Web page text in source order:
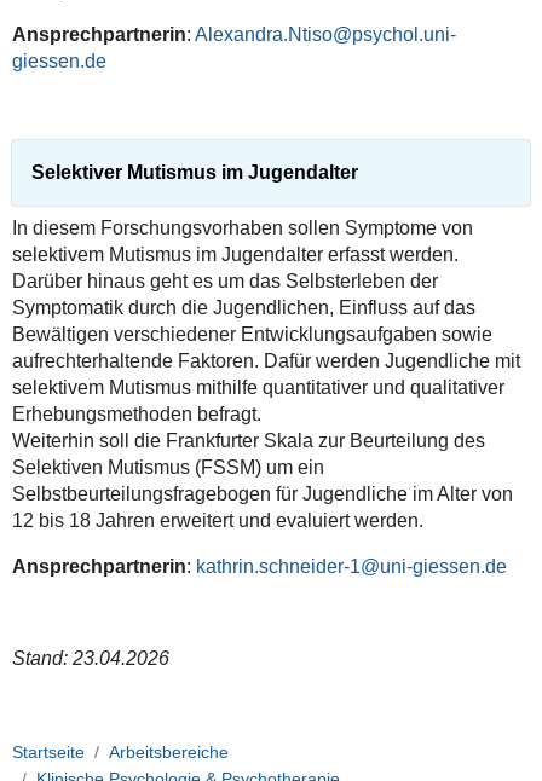
Ansprechpartnerin: Alexandra.Ntiso@psychol.uni-
giessen.de
Selektiver Mutismus im Jugendalter
In diesem Forschungsvorhaben sollen Symptome von
selektivem Mutismus im Jugendalter erfasst werden.
Darüber hinaus geht es um das Selbsterleben der
Symptomatik durch die Jugendlichen, Einfluss auf das
Bewältigen verschiedener Entwicklungsaufgaben sowie
aufrechterhaltende Faktoren. Dafür werden Jugendliche mit
selektivem Mutismus mithilfe quantitativer und qualitativer
Erhebungsmethoden befragt.
Weiterhin soll die Frankfurter Skala zur Beurteilung des
Selektiven Mutismus (FSSM) um ein
Selbstbeurteilungsfragebogen für Jugendliche im Alter von
12 bis 18 Jahren erweitert und evaluiert werden.
Ansprechpartnerin: kathrin.schneider-1
Stand: 23.04.2026
Startseite
Arbeitsbereiche